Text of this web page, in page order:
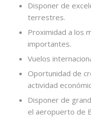
Disponer de
terrestres.
Proximidad a los
importantes.
Vuelos
Oportunidad de
actividad
Disponer de
el aeropuerto de